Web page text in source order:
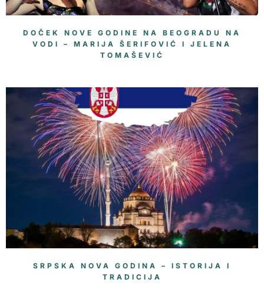
DOČEK NOVE GODINE NA BEOGRADU NA
VODI – MARIJA ŠERIFOVIĆ I JELENA
TOMAŠEVIĆ
SRPSKA NOVA GODINA – ISTORIJA I
TRADICIJA